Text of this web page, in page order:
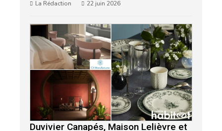
La Rédaction 22 juin 2026
Duvivier Canapés, Maison Lelièvre et